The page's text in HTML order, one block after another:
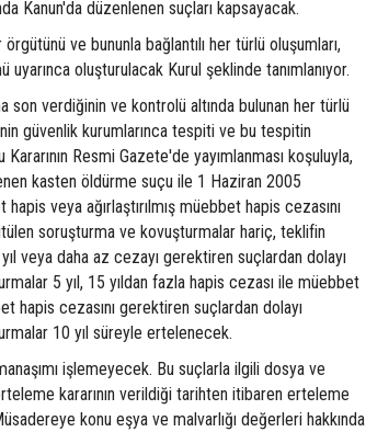
Kanun'da düzenlenen suçları kapsayacak.
ve bununla bağlantılı her türlü oluşumları,
oluşturulacak Kurul şeklinde tanımlanıyor.
son verdiğinin ve kontrolü altında bulunan her türlü
güvenlik kurumlarınca tespiti ve bu tespitin
Resmi Gazete'de yayımlanması koşuluyla,
kasten öldürme suçu ile 1 Haziran 2005
veya ağırlaştırılmış müebbet hapis cezasını
soruşturma ve kovuşturmalar hariç, teklifin
yıl veya daha az cezayı gerektiren suçlardan dolayı
5 yıl, 15 yıldan fazla hapis cezası ile müebbet
hapis cezasını gerektiren suçlardan dolayı
10 yıl süreyle ertelenecek.
işlemeyecek. Bu suçlarla ilgili dosya ve
kararının verildiği tarihten itibaren erteleme
konu eşya ve malvarlığı değerleri hakkında